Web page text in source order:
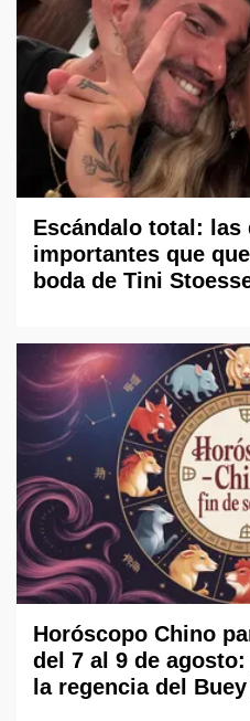
Escándalo total: las
importantes que
boda de Tini
Horóscopo Chino
del 7 al 9 de
la regencia del